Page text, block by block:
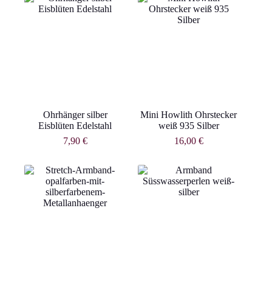
Ohrhänger silber
Eisblüten Edelstahl
7,90 €
Mini Howlith Ohrstecker
weiß 935 Silber
16,00 €